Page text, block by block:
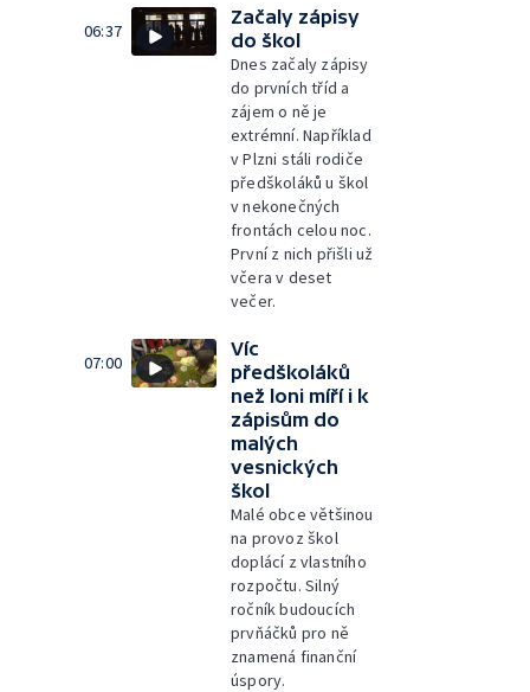
06:37
Začaly zápisy
do škol
Dnes začaly zápisy
do prvních tříd a
zájem o ně je
extrémní. Například
v Plzni stáli rodiče
předškoláků u škol
v nekonečných
frontách celou noc.
První z nich přišli už
včera v deset
večer.
07:00
Víc
předškoláků
než loni míří i k
zápisům do
malých
vesnických
škol
Malé obce většinou
na provoz škol
doplácí z vlastního
rozpočtu. Silný
ročník budoucích
prvňáčků pro ně
znamená finanční
úspory.